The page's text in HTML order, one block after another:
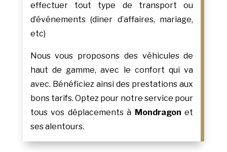
effectuer tout type de transport ou
d’événements (dîner d’affaires, mariage,
etc)
Nous vous proposons des véhicules de
haut de gamme, avec le confort qui va
avec. Bénéficiez ainsi des prestations aux
bons tarifs. Optez pour notre service pour
tous vos déplacements à Mondragon et
ses alentours.